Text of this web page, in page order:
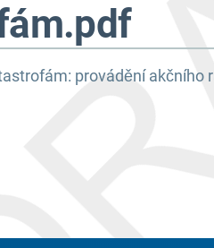
provádění akčního